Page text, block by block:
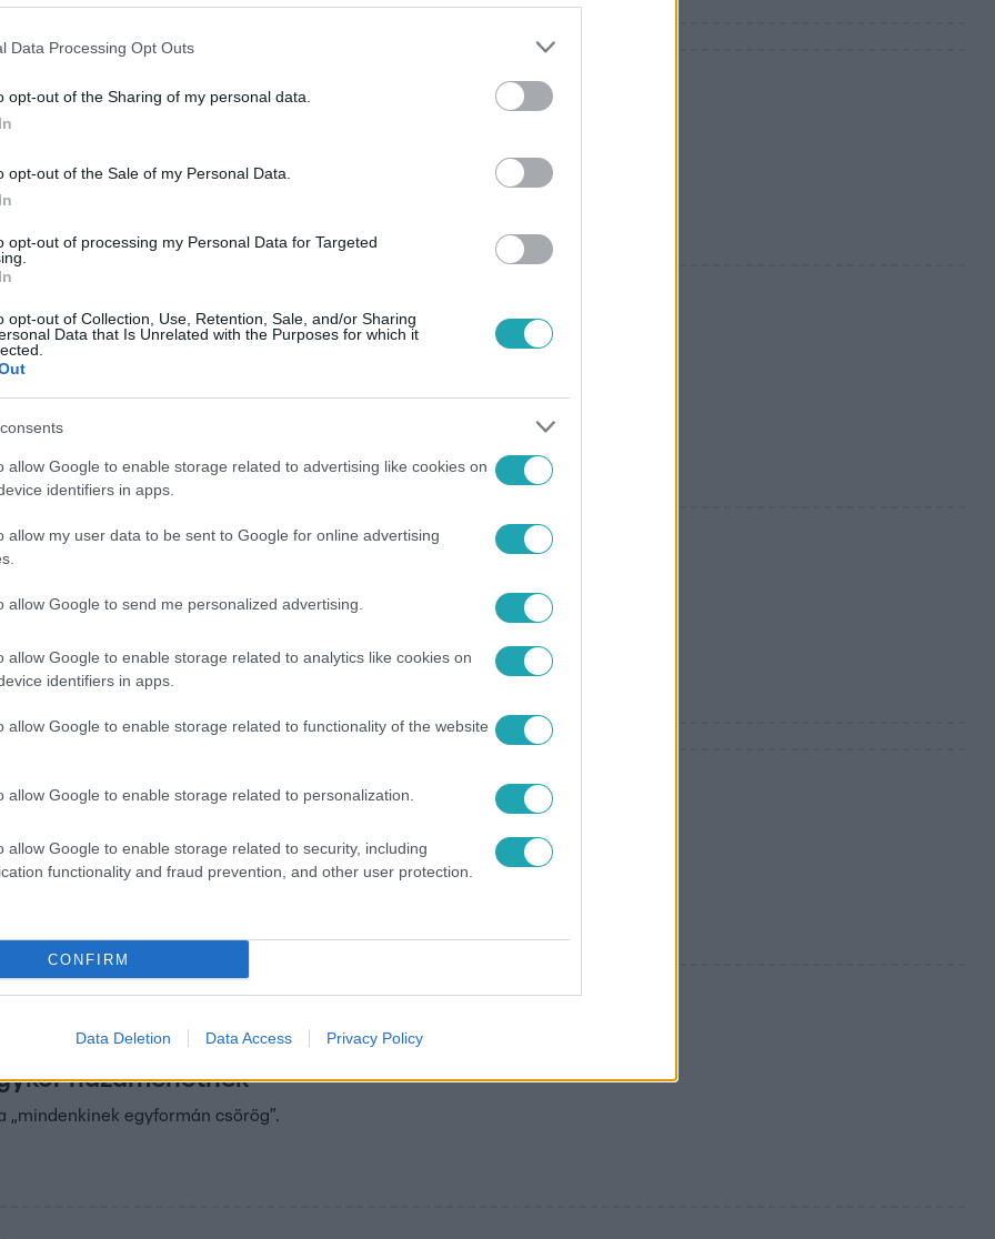
Data Processing Opt Outs
opt-out of the Sharing of my personal data.
opt-out of the Sale of my Personal Data.
opt-out of processing my Personal Data for Targeted
opt-out of Collection, Use, Retention, Sale, and/or Sharing
Data that Is Unrelated with the Purposes for which it
allow Google to enable storage related to advertising like cookies on
identifiers in apps.
allow my user data to be sent to Google for online advertising
allow Google to send me personalized advertising.
allow Google to enable storage related to analytics like cookies on
identifiers in apps.
allow Google to enable storage related to functionality of the website
allow Google to enable storage related to personalization.
allow Google to enable storage related to security, including
functionality and fraud prevention, and other user protection.
CONFIRM
Data Deletion Data Access Privacy Policy
kevesebben dolgoznak a friss
adatok szerint
munkanélküliek száma szeptemberben.
évben elbocsátásokat
cégek negyede
kap az államtól
viszont csökkent, a foglalkoztatottság pedig nőtt a friss
munkanélküliek száma,
ott a közszférát
a munkanélküliségtől.
A tanároknak ott a szabad nyár,
hazamehetnek
„mindenkinek egyformán csörög”.